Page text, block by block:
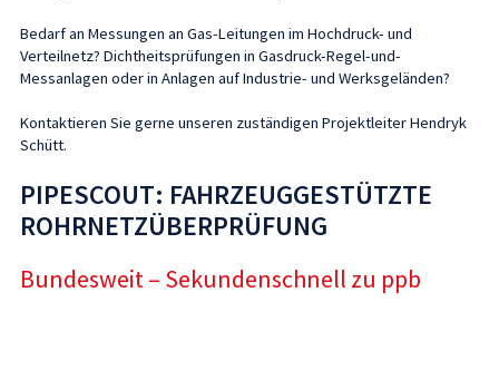
Bedarf an Messungen an Gas-Leitungen im Hochdruck- und
Verteilnetz? Dichtheitsprüfungen in Gasdruck-Regel-und-
Messanlagen oder in Anlagen auf Industrie- und Werksgeländen?
Kontaktieren Sie gerne unseren zuständigen Projektleiter Hendryk
Schütt.
PIPESCOUT: FAHRZEUGGESTÜTZTE
ROHRNETZÜBERPRÜFUNG
Bundesweit – Sekundenschnell zu ppb